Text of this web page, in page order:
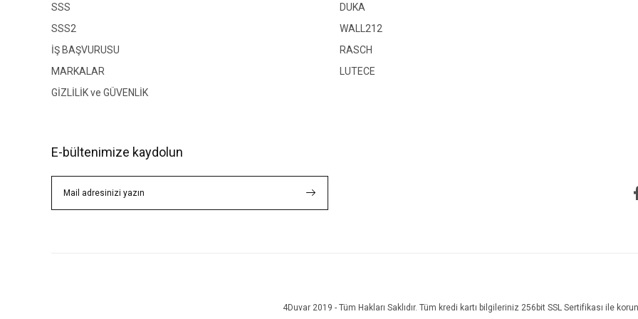
SSS
SSS2
İŞ BAŞVURUSU
MARKALAR
GİZLİLİK ve GÜVENLİK
DUKA
WALL212
RASCH
LUTECE
E-bültenimize kaydolun
4Duvar 2019 - Tüm Hakları Saklıdır. Tüm kredi kartı bilgileriniz 256bit SSL Sertifikası ile